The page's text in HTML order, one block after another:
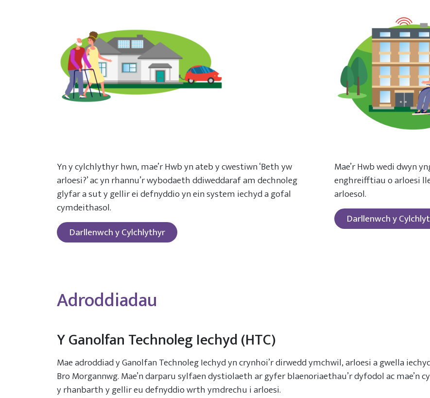
Yn y cylchlythyr hwn, mae’r Hwb yn ateb y cwestiwn ‘Beth yw
arloesi?’ ac yn rhannu’r wybodaeth ddiweddaraf am dechnoleg
glyfar a sut y gellir ei defnyddio yn ein system iechyd a gofal
cymdeithasol.
Darllenwch y Cylchlythyr
Mae’r Hwb wedi dwyn
enghreifftiau o arloesi
arloesol.
Darllenwch y
Adroddiadau
Y Ganolfan Technoleg Iechyd (HTC)
Mae adroddiad y Ganolfan Technoleg Iechyd yn crynhoi’r dirwedd ymchwil, arloesi a gwella
Bro Morgannwg. Mae’n darparu sylfaen dystiolaeth ar gyfer blaenoriaethau’r dyfodol ac mae’n
y rhanbarth y gellir eu defnyddio wrth ymdrechu i arloesi.